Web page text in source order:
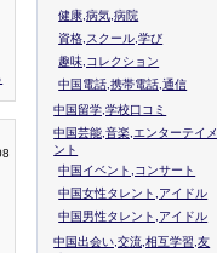
健康,病気,病院
資格,スクール,学び
趣味,コレクション
中国電話,携帯電話,通信
中国留学,学校口コミ
中国芸能,音楽,エンターテイメ
ント
中国イベント,コンサート
中国女性タレント,アイドル
中国男性タレント,アイドル
中国出会い,交流,相互学習,友